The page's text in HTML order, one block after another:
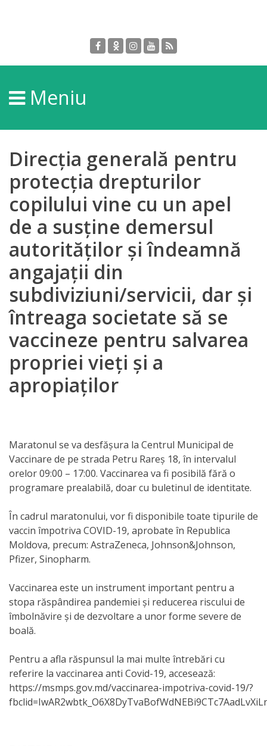
DGPDC
Informații
despre
DGPDC
Subdiviziuni/Servicii
Structura
Strategia
Orarul
audienței
Managementul
instituției
Planuri
de
Parteneriate
Proiecte
Rapoarte
de
activitate
Transparență
Achiziții
publice
Invitații
de
participare
Meniu
Direcția generală pentru
protecția drepturilor
copilului vine cu un apel
de a susține demersul
autorităților și îndeamnă
angajații din
subdiviziuni/servicii, dar și
întreaga societate să se
vaccineze pentru salvarea
propriei vieți și a
apropiaților
Maratonul se va desfășura la Centrul Municipal de
Vaccinare de pe strada Petru Rareș 18, în intervalul
orelor 09:00 – 17:00. Vaccinarea va fi posibilă fără o
programare prealabilă, doar cu buletinul de identitate.
În cadrul maratonului, vor fi disponibile toate tipurile de
vaccin împotriva COVID-19, aprobate în Republica
Moldova, precum: AstraZeneca, Johnson&Johnson,
Pfizer, Sinopharm.
Vaccinarea este un instrument important pentru a
stopa răspândirea pandemiei și reducerea riscului de
îmbolnăvire și de dezvoltare a unor forme severe de
boală.
Pentru a afla răspunsul la mai multe întrebări cu
referire la vaccinarea anti Covid-19, accesează:
https://msmps.gov.md/vaccinarea-impotriva-covid-19/?